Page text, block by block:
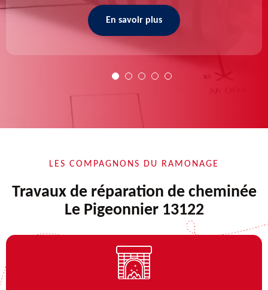
En savoir plus
LES COMPAGNONS DU RAMONAGE
Travaux de réparation de cheminée
Le Pigeonnier 13122